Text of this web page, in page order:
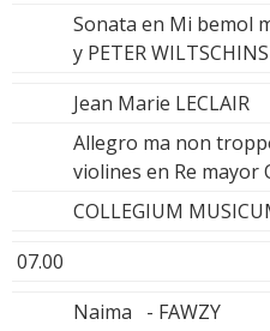
Sonata en Mi bemol
y PETER
Jean Marie LECLAIR
Allegro ma non
violines en Re mayor
COLLEGIUM
07.00
Naima - FAWZY